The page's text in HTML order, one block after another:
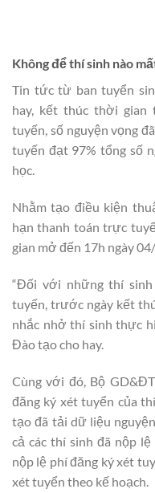
Không để thí sinh nào
Tin tức từ ban tuyển
hay, kết thúc thời gian
tuyến, số nguyện vọng
tuyến đạt 97% tổng số
học.
Nhằm tạo điều kiện
hạn thanh toán trực
gian mở đến 17h ngày
“Đối với những thí
tuyến, trước ngày kết
nhắc nhở thí sinh thực
Đào tạo cho hay.
Cùng với đó, Bộ
đăng ký xét tuyển của
tạo đã tải dữ liệu
cả các thí sinh đã nộp
nộp lệ phí đăng ký xét
xét tuyển theo kế hoạch.